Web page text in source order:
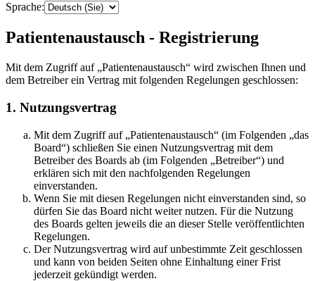
Sprache:
Patientenaustausch - Registrierung
Mit dem Zugriff auf „Patientenaustausch“ wird zwischen Ihnen und
dem Betreiber ein Vertrag mit folgenden Regelungen geschlossen:
1. Nutzungsvertrag
Mit dem Zugriff auf „Patientenaustausch“ (im Folgenden „das
Board“) schließen Sie einen Nutzungsvertrag mit dem
Betreiber des Boards ab (im Folgenden „Betreiber“) und
erklären sich mit den nachfolgenden Regelungen
einverstanden.
Wenn Sie mit diesen Regelungen nicht einverstanden sind, so
dürfen Sie das Board nicht weiter nutzen. Für die Nutzung
des Boards gelten jeweils die an dieser Stelle veröffentlichten
Regelungen.
Der Nutzungsvertrag wird auf unbestimmte Zeit geschlossen
und kann von beiden Seiten ohne Einhaltung einer Frist
jederzeit gekündigt werden.